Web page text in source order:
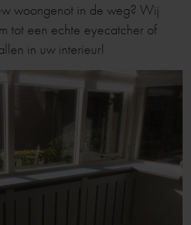
woongenot in de weg? Wij
tot een echte eyecatcher of
in uw interieur!